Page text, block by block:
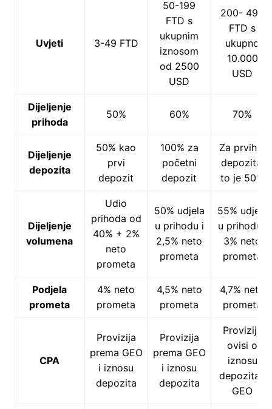
Uvjeti 3-49 FTD
50-199
FTD s
ukupnim
iznosom
od 2500
USD
200- 499
FTD s
ukupno
10.000
USD
Dijeljenje
prihoda
50% 60% 70%
Dijeljenje
depozita
50% kao
prvi
depozit
100% za
početni
depozit
Za prvih 5
depozita,
to je 50%
Dijeljenje
volumena
Udio
prihoda od
40% + 2%
neto
prometa
50% udjela
u prihodu i
2,5% neto
prometa
55% udjela
u prihodu i
3% neto
prometa
Podjela
prometa
4% neto
prometa
4,5% neto
prometa
4,7% neto
prometa
CPA
Provizija
prema GEO
i iznosu
depozita
Provizija
prema GEO
i iznosu
depozita
Provizija
ovisi o
iznosu
depozita i
GEO